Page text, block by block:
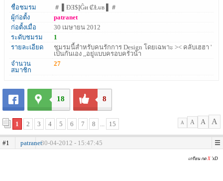
ชื่อชมรม
＃ ▌ÐƎ$ĮĜи ₡Ⱡᵾв ▌＃
ผู้ก่อตั้ง
patranet
ก่อตั้งเมื่อ
30 เมษายน 2012
ระดับชมรม
1
รายละเอียด
ชมรมนี้สำหรับคนรักการ Design โดยเฉพาะ >< คลับเฮฮา '
เป็นกันเอง ,,อยู่แบบครอบครัวน้า
จำนวน
สมาชิก
27
18 8
1 2 3 4 5 6 7 8 ... 15 A A A A
#1 patranet30-04-2012 - 15:47:45
เกรียน กดX 'xD